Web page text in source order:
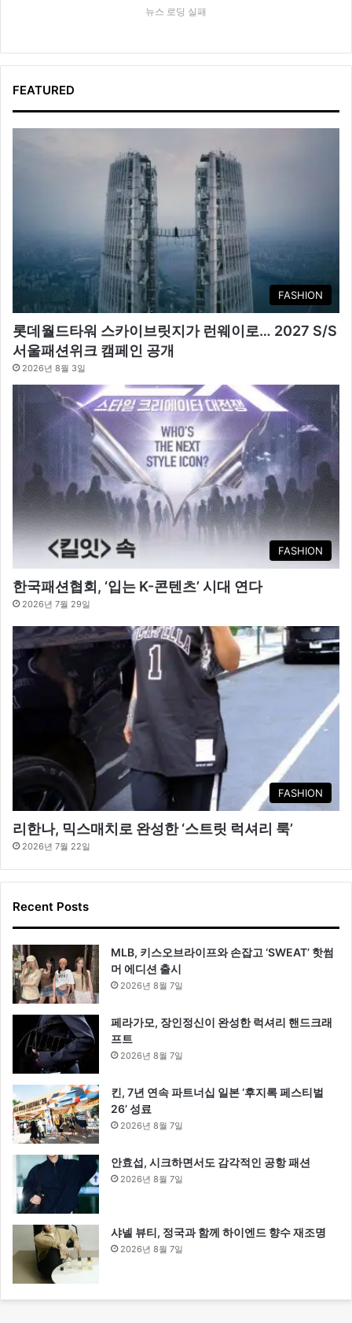
뉴스 로딩 실패
FEATURED
FASHION
롯데월드타워 스카이브릿지가 런웨이로… 2027 S/S
서울패션위크 캠페인 공개
2026년 8월 3일
FASHION
한국패션협회, ‘입는 K-콘텐츠’ 시대 연다
2026년 7월 29일
FASHION
리한나, 믹스매치로 완성한 ‘스트릿 럭셔리 룩’
2026년 7월 22일
Recent Posts
MLB, 키스오브라이프와 손잡고 ‘SWEAT’ 핫썸
머 에디션 출시
2026년 8월 7일
페라가모, 장인정신이 완성한 럭셔리 핸드크래
프트
2026년 8월 7일
킨, 7년 연속 파트너십 일본 ‘후지록 페스티벌
26’ 성료
2026년 8월 7일
안효섭, 시크하면서도 감각적인 공항 패션
2026년 8월 7일
샤넬 뷰티, 정국과 함께 하이엔드 향수 재조명
2026년 8월 7일